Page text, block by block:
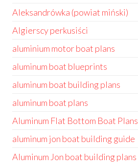
Aleksandrówka (powiat miński)
Algierscy perkusiści
aluminium motor boat plans
aluminum boat blueprints
aluminum boat building plans
aluminum boat plans
Aluminum Flat Bottom Boat Plans
aluminum jon boat building guide
Aluminum Jon boat building plans